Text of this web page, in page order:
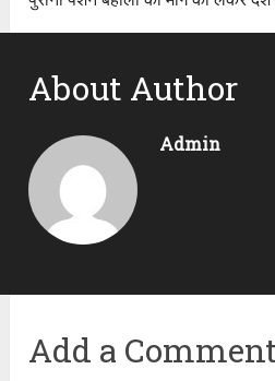
About Author
Admin
Add a